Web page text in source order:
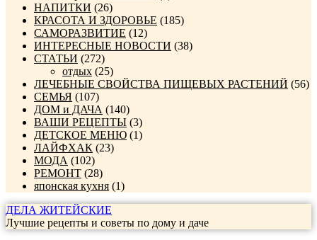
НАПИТКИ (26)
КРАСОТА И ЗДОРОВЬЕ (185)
САМОРАЗВИТИЕ (12)
ИНТЕРЕСНЫЕ НОВОСТИ (38)
СТАТЬИ (272)
отдых (25)
ЛЕЧЕБНЫЕ СВОЙСТВА ПИЩЕВЫХ РАСТЕНИЙ (56)
СЕМЬЯ (107)
ДОМ и ДАЧА (140)
ВАШИ РЕЦЕПТЫ (3)
ДЕТСКОЕ МЕНЮ (1)
ЛАЙФХАК (23)
МОДА (102)
РЕМОНТ (28)
японская кухня (1)
ДЕЛА ЖИТЕЙСКИЕ
Лучшие рецепты и советы по дому и даче